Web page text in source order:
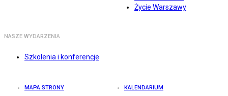
Życie Warszawy
NASZE WYDARZENIA
Szkolenia i konferencje
MAPA STRONY KALENDARIUM